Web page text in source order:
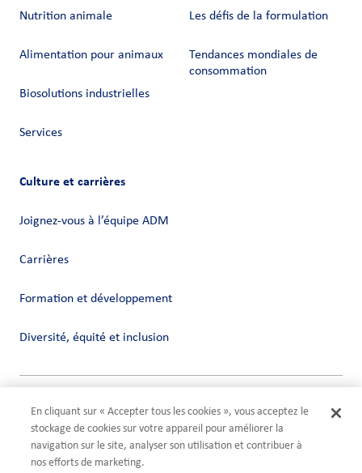
Nutrition animale
Alimentation pour animaux
Biosolutions industrielles
Services
Les défis de la formulation
Tendances mondiales de
consommation
Culture et carrières
Joignez-vous à l’équipe ADM
Carrières
Formation et développement
Diversité, équité et inclusion
Vie privée
Conditions
Compliance
Paramètres des cookies
En cliquant sur « Accepter tous les cookies », vous acceptez le
stockage de cookies sur votre appareil pour améliorer la
navigation sur le site, analyser son utilisation et contribuer à
nos efforts de marketing.